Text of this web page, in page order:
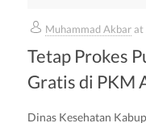
Muhammad Akbar at
Tetap Prokes
Gratis di PKM
Dinas Kesehatan